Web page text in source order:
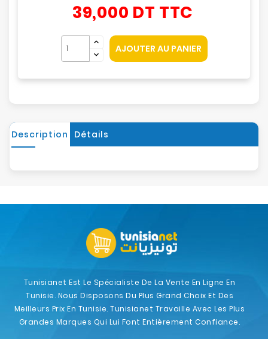
39,000 DT TTC
AJOUTER AU PANIER
Description Détails
Tunisianet Est Le Spécialiste De La Vente En Ligne En
Tunisie. Nous Disposons Du Plus Grand Choix Et Des
Meilleurs Prix En Tunisie. Tunisianet Travaille Avec Les Plus
Grandes Marques Qui Lui Font Entièrement Confiance.